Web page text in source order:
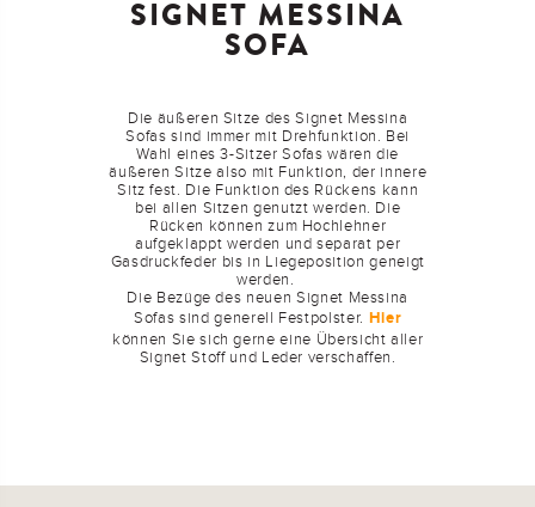
SIGNET MESSINA
SOFA
Die äußeren Sitze des Signet Messina
Sofas sind immer mit Drehfunktion. Bei
Wahl eines 3-Sitzer Sofas wären die
äußeren Sitze also mit Funktion, der innere
Sitz fest. Die Funktion des Rückens kann
bei allen Sitzen genutzt werden. Die
Rücken können zum Hochlehner
aufgeklappt werden und separat per
Gasdruckfeder bis in Liegeposition geneigt
werden.
Die Bezüge des neuen Signet Messina
Sofas sind generell Festpolster. Hier
können Sie sich gerne eine Übersicht aller
Signet Stoff und Leder verschaffen.